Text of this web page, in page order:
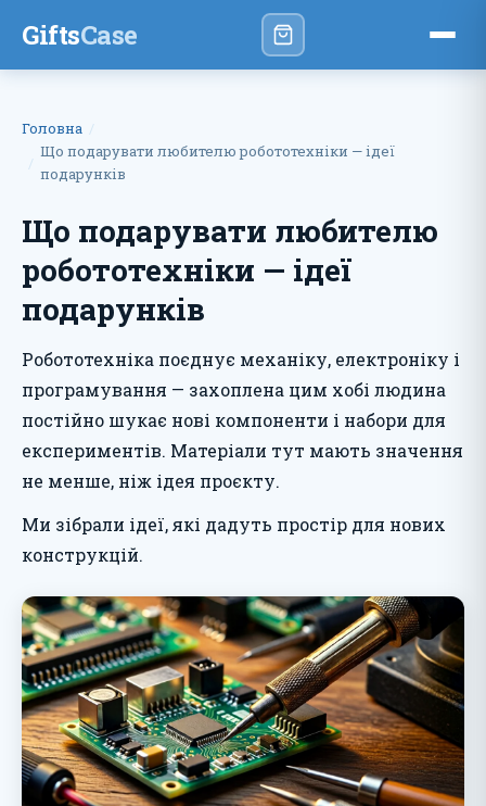
GiftsCase
Головна
Що подарувати любителю робототехніки — ідеї
подарунків
Що подарувати любителю
робототехніки — ідеї
подарунків
Робототехніка поєднує механіку, електроніку і
програмування — захоплена цим хобі людина
постійно шукає нові компоненти і набори для
експериментів. Матеріали тут мають значення
не менше, ніж ідея проєкту.
Ми зібрали ідеї, які дадуть простір для нових
конструкцій.